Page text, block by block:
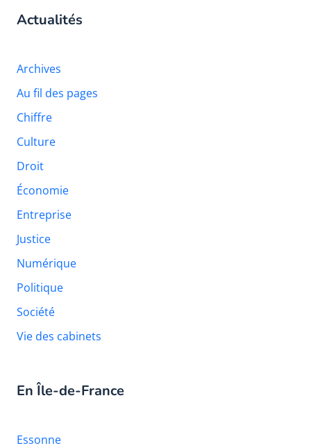
Actualités
Archives
Au fil des pages
Chiffre
Culture
Droit
Économie
Entreprise
Justice
Numérique
Politique
Société
Vie des cabinets
En Île-de-France
Essonne